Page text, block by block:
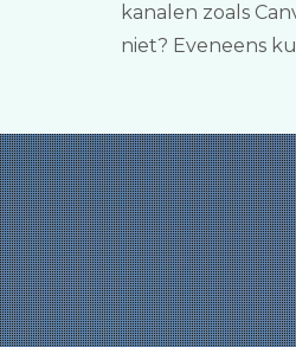
kanalen zoals
niet? Eveneens